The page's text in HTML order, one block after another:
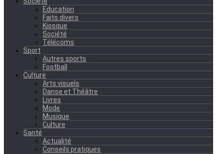
Education
Faits divers
Kiosque
Société
Télécoms
Sport
Autres sports
Football
Culture
Arts visuels
Danse et Théâtre
Livres
Mode
Musique
Culture
Santé
Actualité
Conseils pratiques